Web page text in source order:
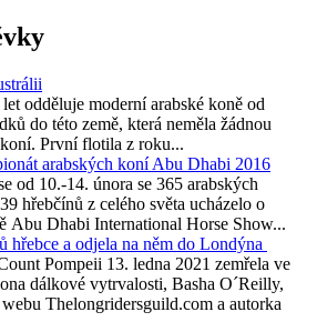
odděluje moderní arabské koně od
do této země, která neměla žádnou
První flotila z roku...
arabských koní Abu Dhabi 2016
od 10.-14. února se 365 arabských
hřebčínů z celého světa ucházelo o
Abu Dhabi International Horse Show...
hřebce a odjela na něm do Londýna
Pompeii 13. ledna 2021 zemřela ve
dálkové vytrvalosti, Basha O´Reilly,
Thelongridersguild.com a autorka